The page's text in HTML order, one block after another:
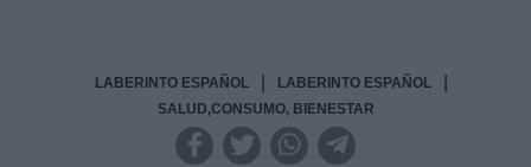
LABERINTO ESPAÑOL LABERINTO ESPAÑOL
SALUD,CONSUMO, BIENESTAR